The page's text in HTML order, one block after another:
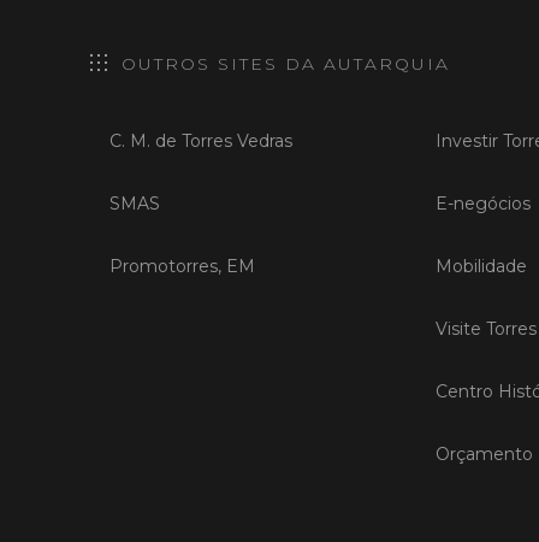
OUTROS SITES DA AUTARQUIA
C. M. de Torres Vedras
SMAS
Promotorres, EM
Investir
E-negócios
Mobilidade
Visite
Centro
Orçamento